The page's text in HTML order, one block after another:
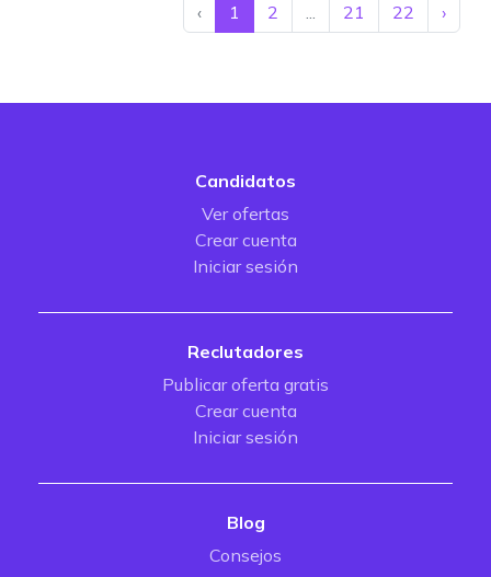
‹ 1 2 ... 21 22 ›
Candidatos
Ver ofertas
Crear cuenta
Iniciar sesión
Reclutadores
Publicar oferta gratis
Crear cuenta
Iniciar sesión
Blog
Consejos